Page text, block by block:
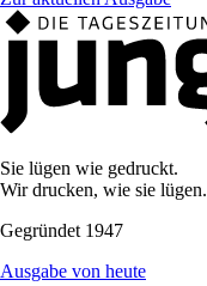
Sie lügen wie gedruckt.
Wir drucken, wie sie lügen.
Gegründet 1947
Ausgabe von heute